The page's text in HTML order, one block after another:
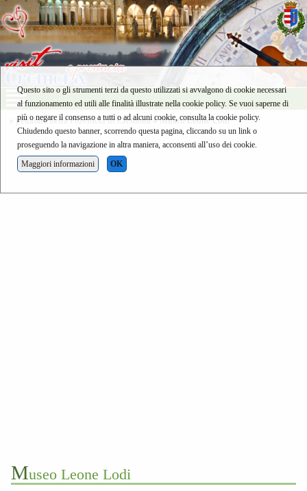
» pedalare nella Provincia di Cremona » Museo Leone Lodi
Museo Leone Lodi
Questo sito o gli strumenti terzi da questo utilizzati si avvalgono di cookie necessari
al funzionamento ed utili alle finalità illustrate nella cookie policy. Se vuoi saperne di
più o negare il consenso a tutti o ad alcuni cookie, consulta la cookie policy.
Chiudendo questo banner, scorrendo questa pagina, cliccando su un link o
proseguendo la navigazione in altra maniera, acconsenti all’uso dei cookie.
Maggiori informazioni
OK